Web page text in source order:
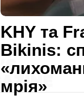
KHY та
Bikinis:
мрія»